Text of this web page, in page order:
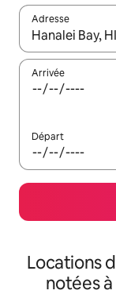
Adresse
Lorsque les
Arrivée
Départ
Locations
notées